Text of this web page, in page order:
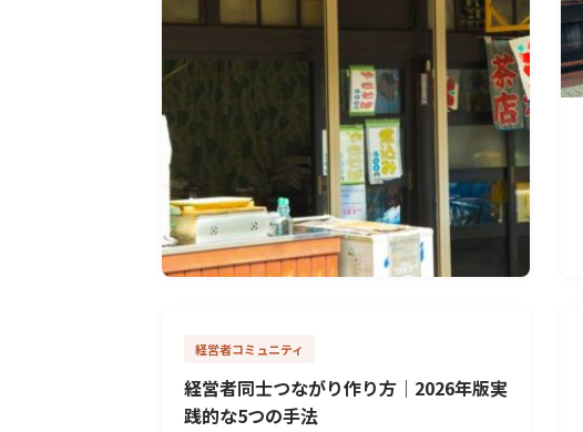
民宿経営シミュレーション2026年版｜収
益構造とリスク管理の実践手法
2026.06.15
経営者コミュニティ
経営者同士つながり作り方｜2026年版実
践的な5つの手法